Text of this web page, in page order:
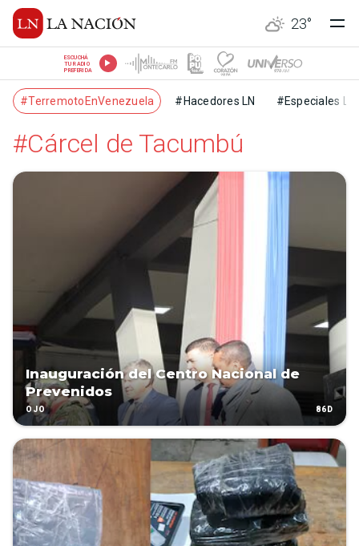
23°
ESCUCHÁ
TU RADIO
PREFERIDA
#TerremotoEnVenezuela #Hacedores LN #Especiales LN
#Cárcel de Tacumbú
Inauguración del Centro Nacional de
Prevenidos
OJO 86D